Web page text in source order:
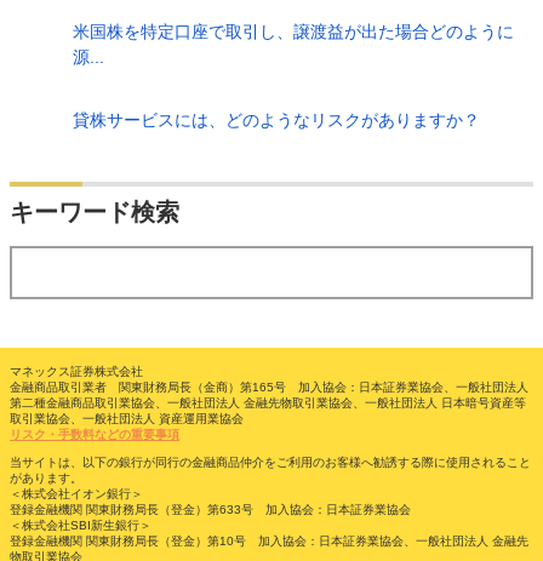
米国株を特定口座で取引し、譲渡益が出た場合どのように
源...
貸株サービスには、どのようなリスクがありますか？
キーワード検索
マネックス証券株式会社
金融商品取引業者 関東財務局長（金商）第165号 加入協会：日本証券業協会、一般社団法人
第二種金融商品取引業協会、一般社団法人 金融先物取引業協会、一般社団法人 日本暗号資産等
取引業協会、一般社団法人 資産運用業協会
リスク・手数料などの重要事項
当サイトは、以下の銀行が同行の金融商品仲介をご利用のお客様へ勧誘する際に使用されること
があります。
＜株式会社イオン銀行＞
登録金融機関 関東財務局長（登金）第633号 加入協会：日本証券業協会
＜株式会社SBI新生銀行＞
登録金融機関 関東財務局長（登金）第10号 加入協会：日本証券業協会、一般社団法人 金融先
物取引業協会